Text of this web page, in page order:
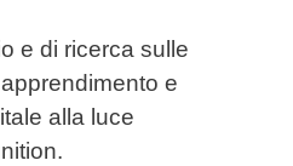
e di ricerca sulle
e
alla luce